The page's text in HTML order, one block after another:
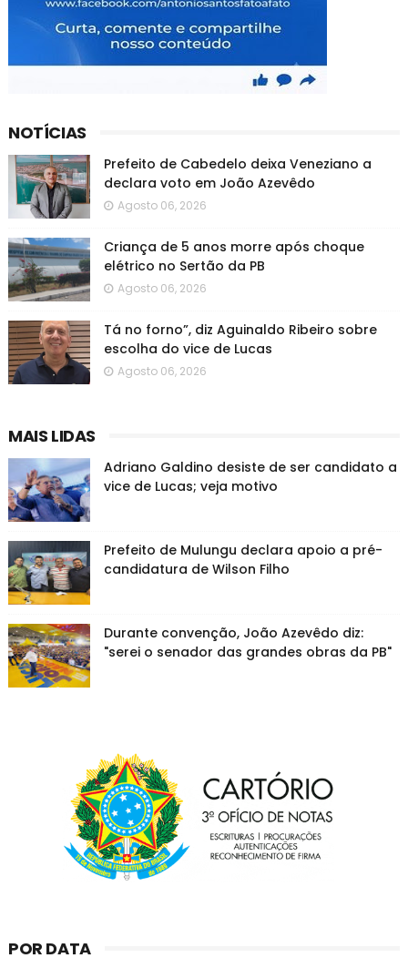
NOTÍCIAS
Prefeito de Cabedelo deixa Veneziano a
declara voto em João Azevêdo
Agosto 06, 2026
Criança de 5 anos morre após choque
elétrico no Sertão da PB
Agosto 06, 2026
Tá no forno”, diz Aguinaldo Ribeiro sobre
escolha do vice de Lucas
Agosto 06, 2026
MAIS LIDAS
Adriano Galdino desiste de ser candidato a
vice de Lucas; veja motivo
Prefeito de Mulungu declara apoio a pré-
candidatura de Wilson Filho
Durante convenção, João Azevêdo diz:
"serei o senador das grandes obras da PB"
POR DATA